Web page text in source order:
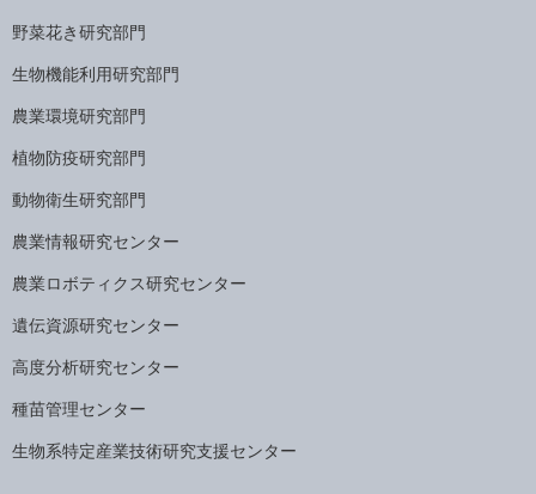
野菜花き研究部門
生物機能利用研究部門
農業環境研究部門
植物防疫研究部門
動物衛生研究部門
農業情報研究センター
農業ロボティクス研究センター
遺伝資源研究センター
高度分析研究センター
種苗管理センター
生物系特定産業技術研究支援センター